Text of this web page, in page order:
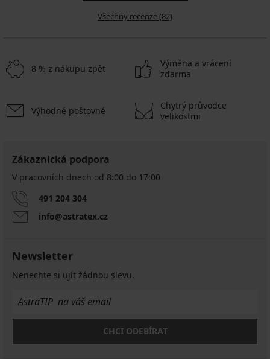
Všechny recenze (82)
8 % z nákupu zpět
Výměna a vrácení
zdarma
Výhodné poštovné
Chytrý průvodce
velikostmi
Zákaznická podpora
V pracovních dnech od 8:00 do 17:00
491 204 304
info@astratex.cz
Newsletter
Nenechte si ujít žádnou slevu.
CHCI ODEBÍRAT